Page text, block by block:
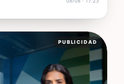
PUBLICIDAD